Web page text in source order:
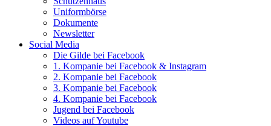
Uniformbörse
Dokumente
Newsletter
Social Media
Die Gilde bei Facebook
1. Kompanie bei Facebook & Instagram
2. Kompanie bei Facebook
3. Kompanie bei Facebook
4. Kompanie bei Facebook
Jugend bei Facebook
Videos auf Youtube